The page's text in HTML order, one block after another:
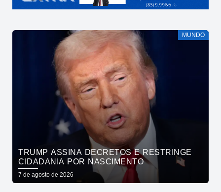
MUNDO
TRUMP ASSINA DECRETOS E RESTRINGE
CIDADANIA POR NASCIMENTO
7 de agosto de 2026